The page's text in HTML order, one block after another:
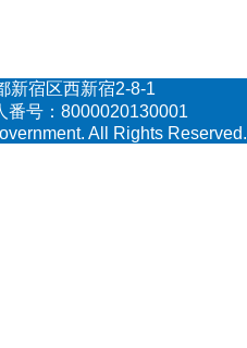
新宿区西新宿2-8-1
番号：8000020130001
All Rights Reserved.